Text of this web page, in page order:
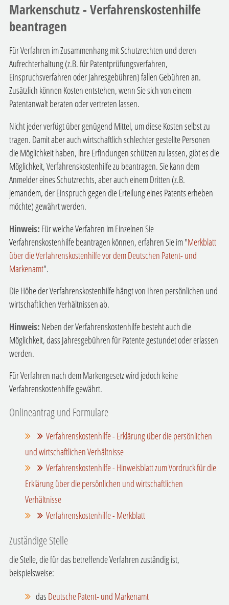
Markenschutz - Verfahrenskostenhilfe
beantragen
Für Verfahren im Zusammenhang mit Schutzrechten und deren
Aufrechterhaltung (z.B. für Patentprüfungsverfahren,
Einspruchsverfahren oder Jahresgebühren) fallen Gebühren an.
Zusätzlich können Kosten entstehen, wenn Sie sich von einem
Patentanwalt beraten oder vertreten lassen.
Nicht jeder verfügt über genügend Mittel, um diese Kosten selbst zu
tragen. Damit aber auch wirtschaftlich schlechter gestellte Personen
die Möglichkeit haben, ihre Erfindungen schützen zu lassen, gibt es die
Möglichkeit, Verfahrenskostenhilfe zu beantragen. Sie kann dem
Anmelder eines Schutzrechts, aber auch einem Dritten (z.B.
jemandem, der Einspruch gegen die Erteilung eines Patents erheben
möchte) gewährt werden.
Hinweis: Für welche Verfahren im Einzelnen Sie
Verfahrenskostenhilfe beantragen können, erfahren Sie im "Merkblatt
über die Verfahrenskostenhilfe vor dem Deutschen Patent- und
Markenamt".
Die Höhe der Verfahrenskostenhilfe hängt von Ihren persönlichen und
wirtschaftlichen Verhältnissen ab.
Hinweis: Neben der Verfahrenskostenhilfe besteht auch die
Möglichkeit, dass Jahresgebühren für Patente gestundet oder erlassen
werden.
Für Verfahren nach dem Markengesetz wird jedoch keine
Verfahrenskostenhilfe gewährt.
Onlineantrag und Formulare
Verfahrenskostenhilfe - Erklärung über die persönlichen
und wirtschaftlichen Verhältnisse
Verfahrenskostenhilfe - Hinweisblatt zum Vordruck für die
Erklärung über die persönlichen und wirtschaftlichen
Verhältnisse
Verfahrenskostenhilfe - Merkblatt
Zuständige Stelle
die Stelle, die für das betreffende Verfahren zuständig ist,
beispielsweise:
das Deutsche Patent- und Markenamt